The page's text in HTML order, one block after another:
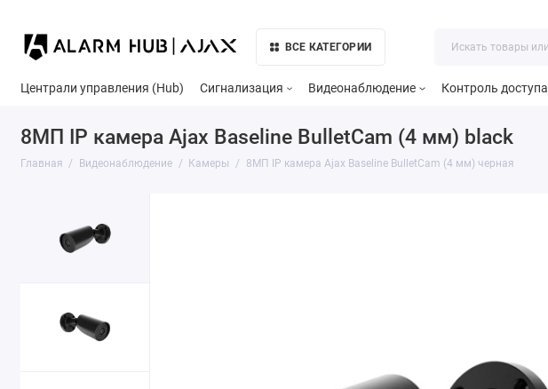
ВСЕ КАТЕГОРИИ
Централи управления (Hub) Сигнализация Видеонаблюдение Контроль доступа
8МП IP камера Ajax Baseline BulletCam (4 мм) black
Главная Видеонаблюдение Камеры 8МП IP камера Ajax Baseline BulletCam (4 мм) черная